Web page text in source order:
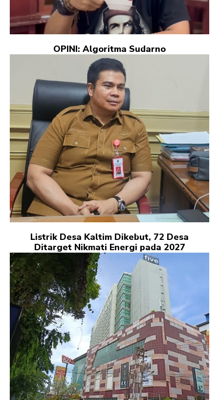
OPINI: Algoritma Sudarno
Listrik Desa Kaltim Dikebut, 72 Desa
Ditarget Nikmati Energi pada 2027